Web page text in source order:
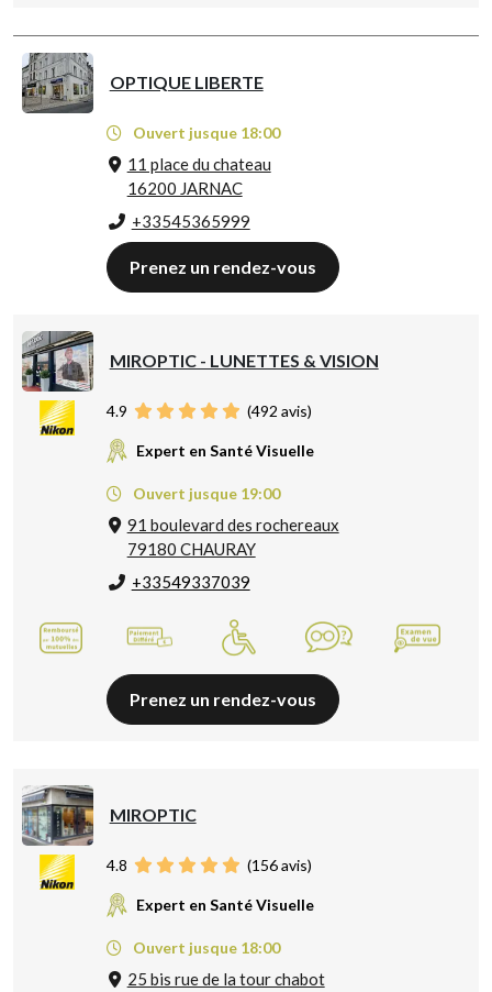
OPTIQUE LIBERTE
Ouvert jusque 18:00
11 place du chateau
16200 JARNAC
+33545365999
Prenez un rendez-vous
MIROPTIC - LUNETTES & VISION
4.9 (492 avis)
Expert en Santé Visuelle
Ouvert jusque 19:00
91 boulevard des rochereaux
79180 CHAURAY
+33549337039
Prenez un rendez-vous
MIROPTIC
4.8 (156avis)
Expert en Santé Visuelle
Ouvert jusque 18:00
25 bis rue de la tour chabot